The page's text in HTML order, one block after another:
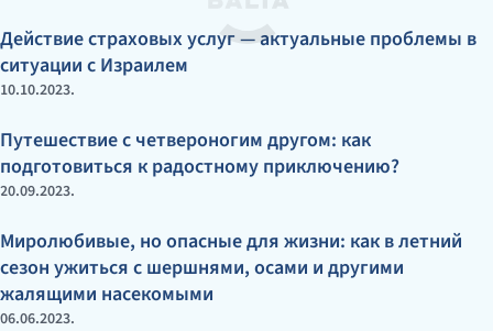
Действие страховых услуг — актуальные проблемы в
ситуации с Израилем
10.10.2023.
Путешествие с четвероногим другом: как
подготовиться к радостному приключению?
20.09.2023.
Миролюбивые, но опасные для жизни: как в летний
сезон ужиться с шершнями, осами и другими
жалящими насекомыми
06.06.2023.